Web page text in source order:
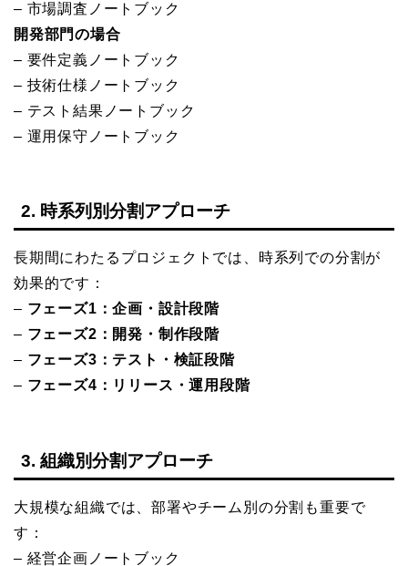
– 市場調査ノートブック
開発部門の場合
– 要件定義ノートブック
– 技術仕様ノートブック
– テスト結果ノートブック
– 運用保守ノートブック
2. 時系列別分割アプローチ
長期間にわたるプロジェクトでは、時系列での分割が
効果的です：
– フェーズ1：企画・設計段階
– フェーズ2：開発・制作段階
– フェーズ3：テスト・検証段階
– フェーズ4：リリース・運用段階
3. 組織別分割アプローチ
大規模な組織では、部署やチーム別の分割も重要で
す：
– 経営企画ノートブック